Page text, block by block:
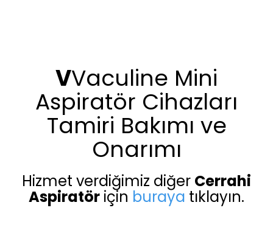
VVaculine Mini
Aspiratör Cihazları
Tamiri Bakımı ve
Onarımı
Hizmet verdiğimiz diğer Cerrahi
Aspiratör için buraya tıklayın.